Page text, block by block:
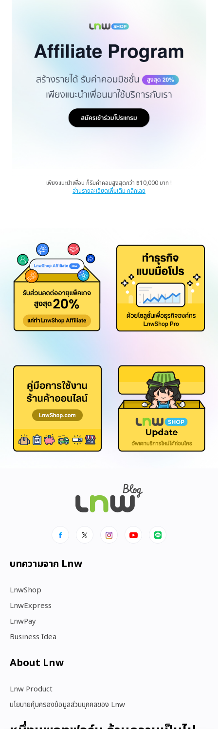
เพียงแนะนำเพื่อน ก็รับค่าคอมสูงสุดกว่า ฿10,000 บาท !
อ่านรายละเอียดเพิ่มเติม คลิกเลย
บทความจาก Lnw
LnwShop
LnwExpress
LnwPay
Business Idea
About Lnw​
Lnw Product
นโยบายคุ้มครองข้อมูลส่วนบุคคลของ Lnw